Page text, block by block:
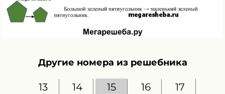
Другие номера из решебника
13 14 15 16 17